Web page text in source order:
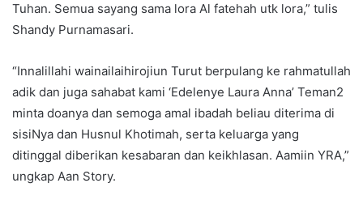
Tuhan. Semua sayang sama lora Al fatehah utk lora,” tulis
Shandy Purnamasari.
“Innalillahi wainailaihirojiun Turut berpulang ke rahmatullah
adik dan juga sahabat kami ‘Edelenye Laura Anna’ Teman2
minta doanya dan semoga amal ibadah beliau diterima di
sisiNya dan Husnul Khotimah, serta keluarga yang
ditinggal diberikan kesabaran dan keikhlasan. Aamiin YRA,”
ungkap Aan Story.